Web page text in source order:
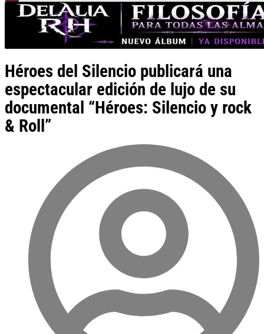
Héroes del Silencio publicará una
espectacular edición de lujo de su
documental “Héroes: Silencio y rock
& Roll”